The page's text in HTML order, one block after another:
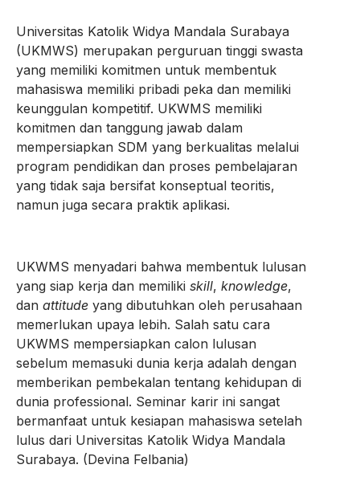
Universitas Katolik Widya Mandala Surabaya
(UKMWS) merupakan perguruan tinggi swasta
yang memiliki komitmen untuk membentuk
mahasiswa memiliki pribadi peka dan memiliki
keunggulan kompetitif. UKWMS memiliki
komitmen dan tanggung jawab dalam
mempersiapkan SDM yang berkualitas melalui
program pendidikan dan proses pembelajaran
yang tidak saja bersifat konseptual teoritis,
namun juga secara praktik aplikasi.
UKWMS menyadari bahwa membentuk lulusan
yang siap kerja dan memiliki skill, knowledge,
dan attitude yang dibutuhkan oleh perusahaan
memerlukan upaya lebih. Salah satu cara
UKWMS mempersiapkan calon lulusan
sebelum memasuki dunia kerja adalah dengan
memberikan pembekalan tentang kehidupan di
dunia professional. Seminar karir ini sangat
bermanfaat untuk kesiapan mahasiswa setelah
lulus dari Universitas Katolik Widya Mandala
Surabaya. (Devina Felbania)